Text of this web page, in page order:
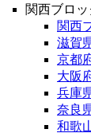
関西ブロ
関西
滋賀
京都
大阪
兵庫
奈良
和歌